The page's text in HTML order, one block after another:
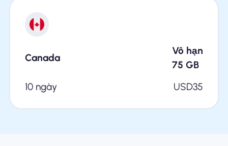
Canada
Vô hạn
75 GB
10 ngày
USD35